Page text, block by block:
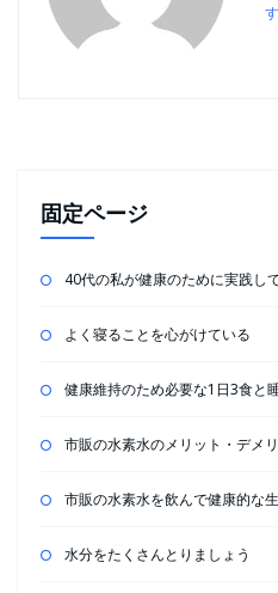
固定ページ
40代の私が健康のために実践し
よく寝ることを心がけている
健康維持のため必要な1日3食と
市販の水素水のメリット・デメ
市販の水素水を飲んで健康的な
水分をたくさんとりましょう